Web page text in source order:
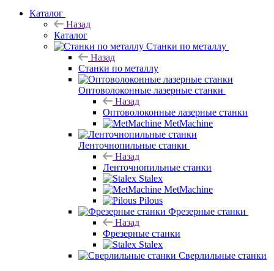
Каталог
Назад
Каталог
Станки по металлу
Назад
Станки по металлу
Оптоволоконные лазерные станки
Назад
Оптоволоконные лазерные станки
MetMachine
Ленточнопильные станки
Назад
Ленточнопильные станки
Stalex
MetMachine
Pilous
Фрезерные станки
Назад
Фрезерные станки
Stalex
Сверлильные станки